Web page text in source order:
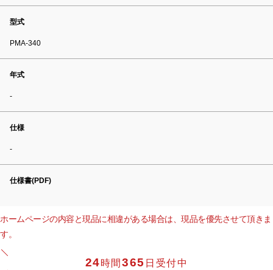
型式
PMA-340
年式
-
仕様
-
仕様書(PDF)
ホームページの内容と現品に相違がある場合は、現品を優先させて頂きま
す。
24時間365 日受付中